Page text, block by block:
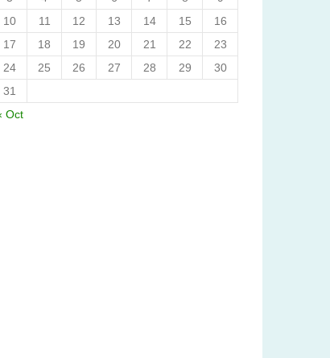
10
11 12 13 14 15
16
17
18 19 20 21 22
23
24
25 26 27 28 29
30
31
Oct